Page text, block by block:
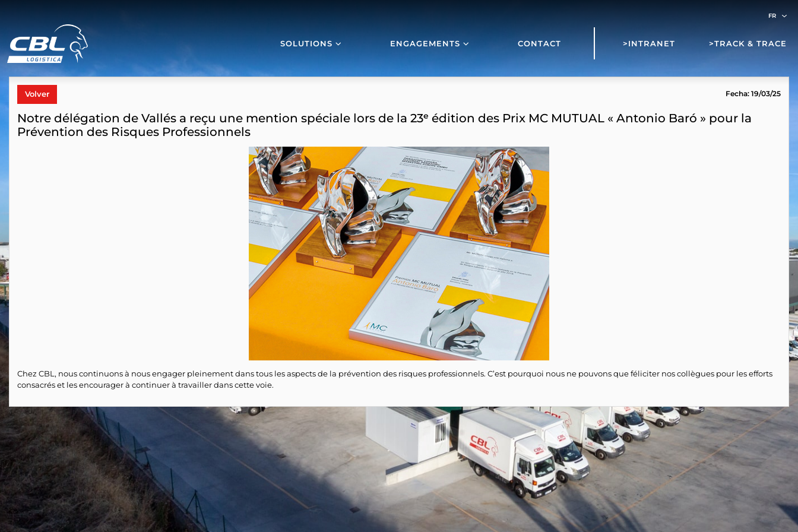
SOLUTIONS ENGAGEMENTS CONTACT >INTRANET >TRACK & TRACE
Volver Fecha: 19/03/25
Notre délégation de Vallés a reçu une mention spéciale lors de la 23ᵉ édition des Prix MC MUTUAL « Antonio Baró » pour la
Prévention des Risques Professionnels
Chez CBL, nous continuons à nous engager pleinement dans tous les aspects de la prévention des risques professionnels. C’est pourquoi nous ne pouvons que féliciter nos collègues pour les efforts
consacrés et les encourager à continuer à travailler dans cette voie.